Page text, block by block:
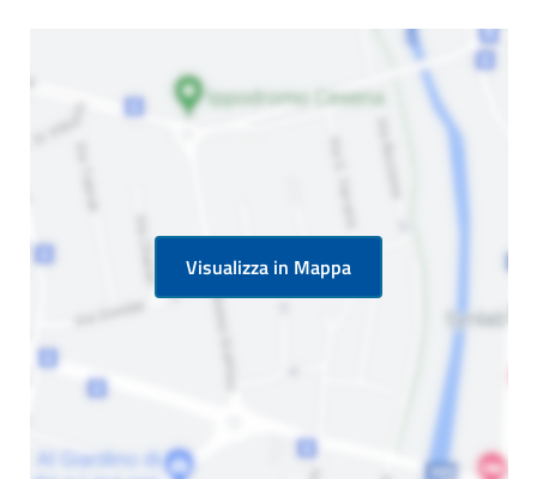
Visualizza in Mappa